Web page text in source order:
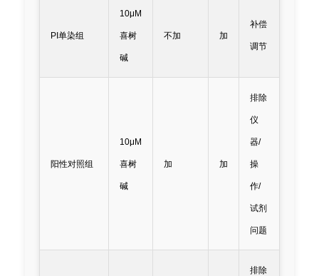
PI单染组
10μM
喜树
碱
不加 加
补偿
调节
阳性对照组
10μM
喜树
碱
加 加
排除
仪
器/
操
作/
试剂
问题
排除